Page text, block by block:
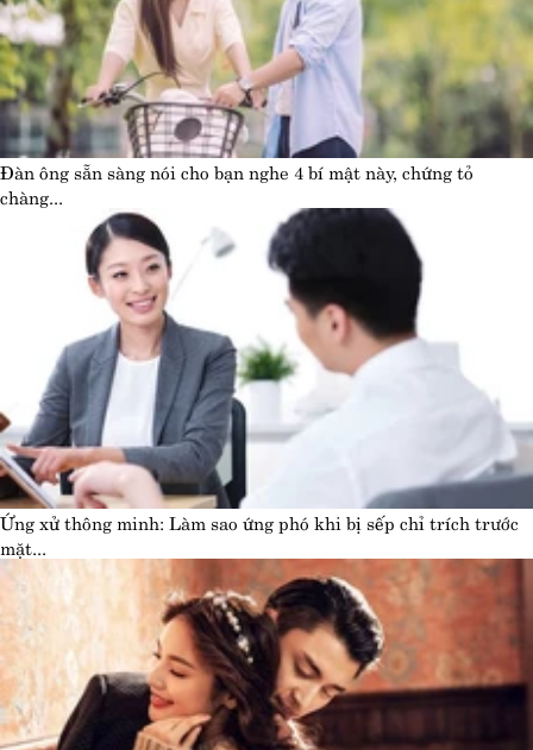
Đàn ông sẵn sàng nói cho bạn nghe 4 bí mật này, chứng tỏ
chàng...
Ứng xử thông minh: Làm sao ứng phó khi bị sếp chỉ trích trước
mặt...